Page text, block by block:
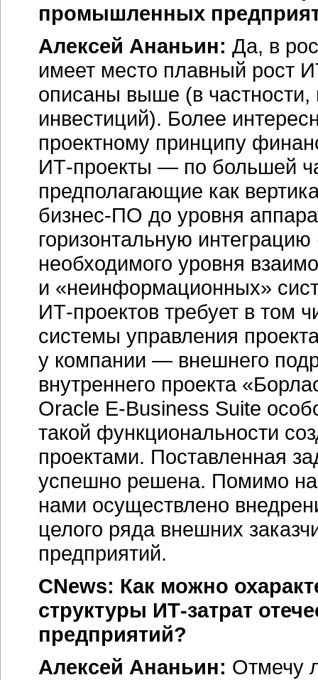
промышленных
Алексей Ананьин: Да, в
имеет место плавный рост
описаны выше (в частности,
инвестиций). Более
проектному принципу
ИТ-проекты — по большей
предполагающие как
бизнес-ПО до уровня
горизонтальную
необходимого уровня
и «неинформационных»
ИТ-проектов требует в том
системы управления
у компании — внешнего
внутреннего проекта
Oracle E-Business Suite
такой функциональности
проектами. Поставленная
успешно решена. Помимо
нами осуществлено
целого ряда внешних
предприятий.
CNews: Как можно
структуры ИТ-затрат
предприятий?
Алексей Ананьин: Отмечу